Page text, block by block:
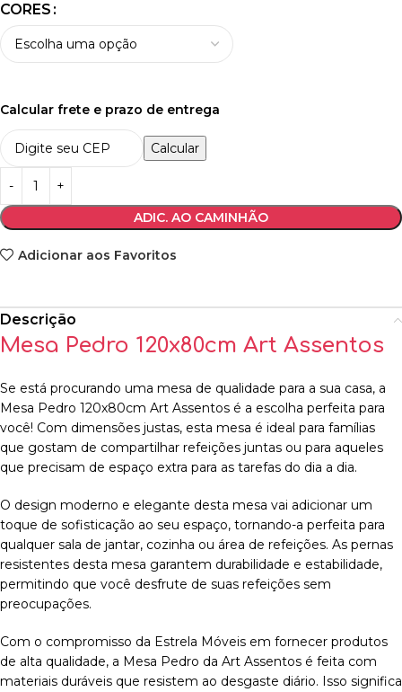
CORES
Calcular frete e prazo de entrega
Calcular
ADIC. AO CAMINHÃO
Adicionar aos Favoritos
Descrição
Mesa Pedro 120x80cm Art Assentos
Se está procurando uma mesa de qualidade para a sua casa, a
Mesa Pedro 120x80cm Art Assentos é a escolha perfeita para
você! Com dimensões justas, esta mesa é ideal para famílias
que gostam de compartilhar refeições juntas ou para aqueles
que precisam de espaço extra para as tarefas do dia a dia.
O design moderno e elegante desta mesa vai adicionar um
toque de sofisticação ao seu espaço, tornando-a perfeita para
qualquer sala de jantar, cozinha ou área de refeições. As pernas
resistentes desta mesa garantem durabilidade e estabilidade,
permitindo que você desfrute de suas refeições sem
preocupações.
Com o compromisso da Estrela Móveis em fornecer produtos
de alta qualidade, a Mesa Pedro da Art Assentos é feita com
materiais duráveis que resistem ao desgaste diário. Isso significa